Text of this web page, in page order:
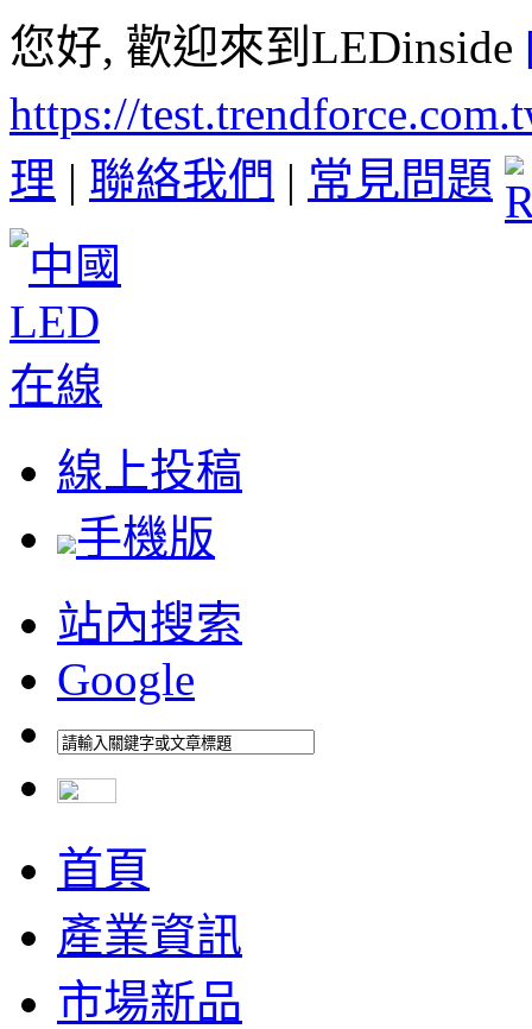
您好, 歡迎來到LEDinside
https://
理 | 聯絡我們 | 常見問題
線上投稿
手機版
站內搜索
Google
首頁
產業資訊
市場新品